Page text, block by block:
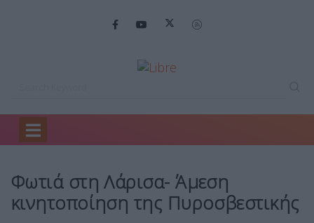
Home
Φωτιά στη Λάρισα- Άμεση
κινητοποίηση της Πυροσβεστικής